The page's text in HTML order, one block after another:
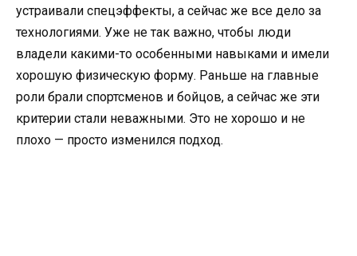
устраивали спецэффекты, а сейчас же все дело за
технологиями. Уже не так важно, чтобы люди
владели какими-то особенными навыками и имели
хорошую физическую форму. Раньше на главные
роли брали спортсменов и бойцов, а сейчас же эти
критерии стали неважными. Это не хорошо и не
плохо — просто изменился подход.